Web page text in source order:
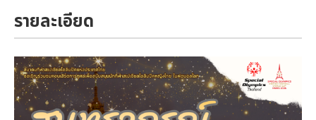
รายละเอียด